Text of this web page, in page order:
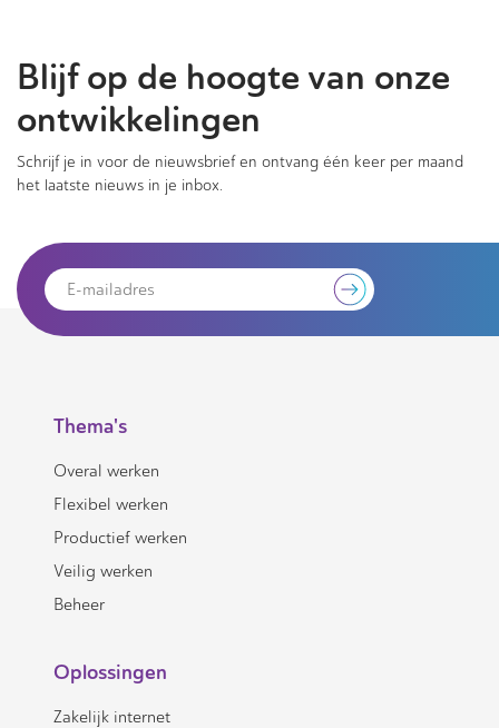
Blijf op de hoogte van onze
ontwikkelingen
Schrijf je in voor de nieuwsbrief en ontvang één keer per maand
het laatste nieuws in je inbox.
Thema's
Overal werken
Flexibel werken
Productief werken
Veilig werken
Beheer
Oplossingen
Zakelijk internet